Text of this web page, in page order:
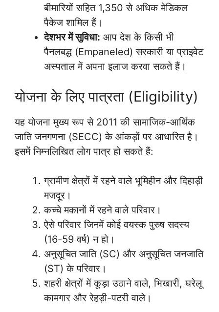
बीमारियों सहित 1,350 से अधिक मेडिकल
पैकेज शामिल हैं।
देशभर में सुविधा: आप देश के किसी भी
पैनलबद्ध (Empaneled) सरकारी या प्राइवेट
अस्पताल में अपना इलाज करवा सकते हैं।
योजना के लिए पात्रता (Eligibility)
यह योजना मुख्य रूप से 2011 की सामाजिक-आर्थिक
जाति जनगणना (SECC) के आंकड़ों पर आधारित है।
इसमें निम्नलिखित लोग पात्र हो सकते हैं:
ग्रामीण क्षेत्रों में रहने वाले भूमिहीन और दिहाड़ी
मजदूर।
कच्चे मकानों में रहने वाले परिवार।
ऐसे परिवार जिनमें कोई वयस्क पुरुष सदस्य
(16-59 वर्ष) न हो।
अनुसूचित जाति (SC) और अनुसूचित जनजाति
(ST) के परिवार।
शहरी क्षेत्रों में कूड़ा उठाने वाले, भिखारी, घरेलू
कामगार और रेहड़ी-पटरी वाले।